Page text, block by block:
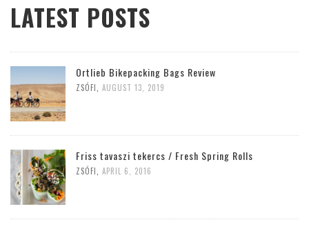
LATEST POSTS
Ortlieb Bikepacking Bags Review
ZSÓFI, AUGUST 13, 2019
Friss tavaszi tekercs / Fresh Spring Rolls
ZSÓFI, APRIL 6, 2016